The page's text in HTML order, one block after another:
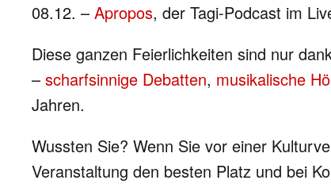
08.12. – Apropos, der Tagi-Podcast im
Diese ganzen Feierlichkeiten sind nur
– scharfsinnige Debatten, musikalische
Jahren.
Wussten Sie? Wenn Sie vor einer
Veranstaltung den besten Platz und bei